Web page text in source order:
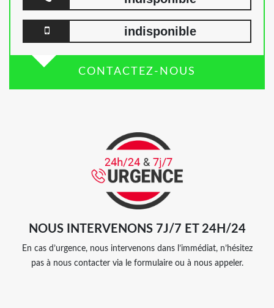
indisponible
CONTACTEZ-NOUS
NOUS INTERVENONS 7J/7 ET 24H/24
En cas d’urgence, nous intervenons dans l’immédiat, n’hésitez
pas à nous contacter via le formulaire ou à nous appeler.